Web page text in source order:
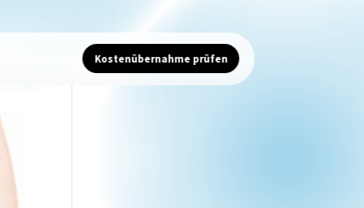
Kostenübernahme prüfen